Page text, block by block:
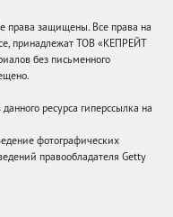
защищены. Все права на
принадлежат ТОВ «КЕПРЕЙТ
без письменного
ресурса гиперссылка на
фотографических
правообладателя Getty